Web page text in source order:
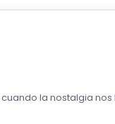
la nostalgia